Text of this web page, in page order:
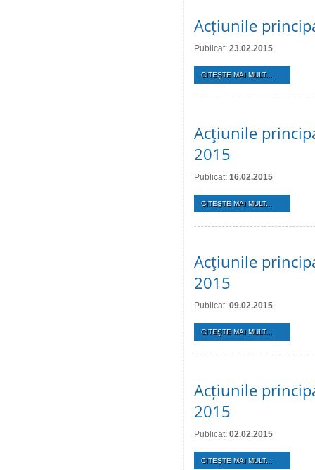
Acțiunile
Publicat: 23.02.2015
CITEŞTE MAI MULT...
Acţiunile
2015
Publicat: 16.02.2015
CITEŞTE MAI MULT...
Acţiunile
2015
Publicat: 09.02.2015
CITEŞTE MAI MULT...
Acțiunile
2015
Publicat: 02.02.2015
CITEŞTE MAI MULT...